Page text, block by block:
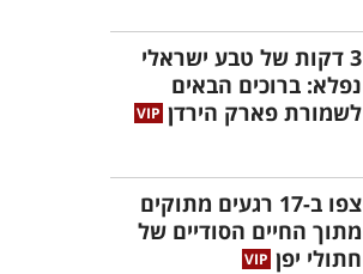
3 דקות של טבע ישראלי
נפלא: ברוכים הבאים
לשמורת פארק הירדן
צפו ב-17 רגעים מתוקים
מתוך החיים הסודיים של
חתולי יפן